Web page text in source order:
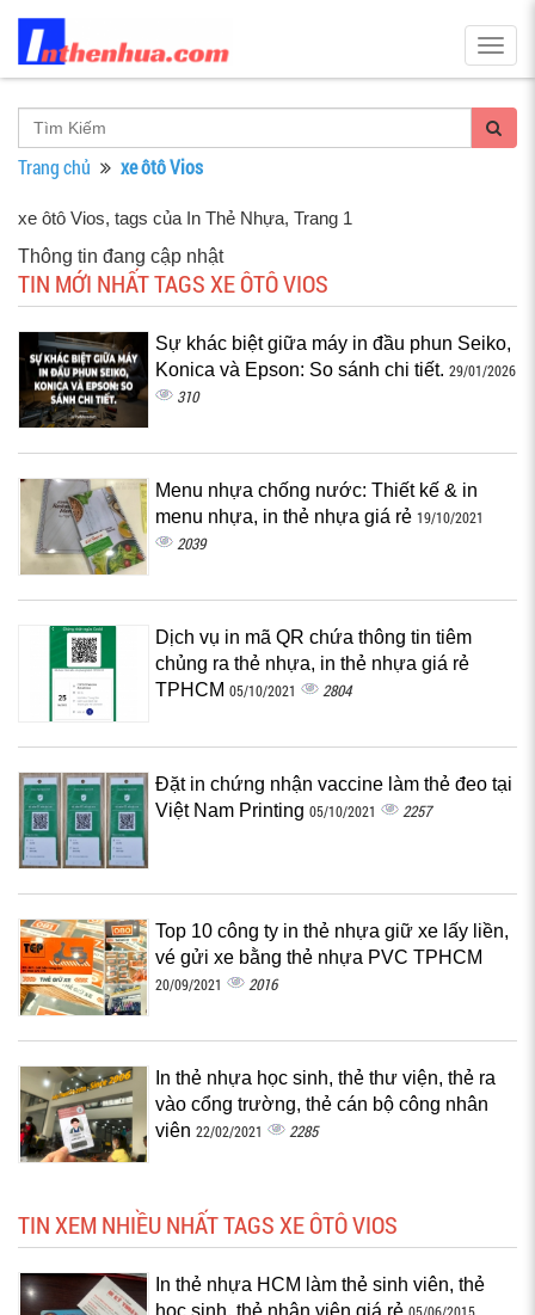
Trang chủ xe ôtô Vios
xe ôtô Vios, tags của In Thẻ Nhựa, Trang 1
Thông tin đang cập nhật
TIN MỚI NHẤT TAGS XE ÔTÔ VIOS
Sự khác biệt giữa máy in đầu phun Seiko,
Konica và Epson: So sánh chi tiết. 29/01/2026
310
Menu nhựa chống nước: Thiết kế & in
menu nhựa, in thẻ nhựa giá rẻ 19/10/2021
2039
Dịch vụ in mã QR chứa thông tin tiêm
chủng ra thẻ nhựa, in thẻ nhựa giá rẻ
TPHCM 05/10/2021 2804
Đặt in chứng nhận vaccine làm thẻ đeo tại
Việt Nam Printing 05/10/2021 2257
Top 10 công ty in thẻ nhựa giữ xe lấy liền,
vé gửi xe bằng thẻ nhựa PVC TPHCM
20/09/2021 2016
In thẻ nhựa học sinh, thẻ thư viện, thẻ ra
vào cổng trường, thẻ cán bộ công nhân
viên 22/02/2021 2285
TIN XEM NHIỀU NHẤT TAGS XE ÔTÔ VIOS
In thẻ nhựa HCM làm thẻ sinh viên, thẻ
học sinh, thẻ nhân viên giá rẻ